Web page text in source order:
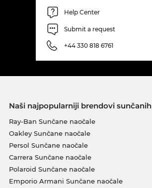
Help Center
Submit a request
+44 330 818 6761
Naši najpopularniji brendovi
Ray-Ban Sunčane naočale
Oakley Sunčane naočale
Persol Sunčane naočale
Carrera Sunčane naočale
Polaroid Sunčane naočale
Emporio Armani Sunčane naočale